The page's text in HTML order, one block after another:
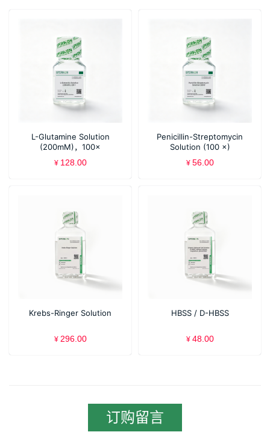
L-Glutamine Solution
(200mM)，100×
¥ 128.00
Penicillin-Streptomycin
Solution (100 ×)
¥ 56.00
Krebs-Ringer Solution
¥ 296.00
HBSS / D-HBSS
¥ 48.00
订购留言